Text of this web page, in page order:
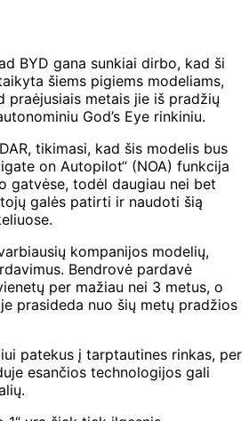
BYD gana sunkiai dirbo, kad ši
šiems pigiems modeliams,
praėjusiais metais jie iš pradžių
God’s Eye rinkiniu.
tikimasi, kad šis modelis bus
on Autopilot“ (NOA) funkcija
gatvėse, todėl daugiau nei bet
galės patirti ir naudoti šią
kompanijos modelių,
Bendrovė pardavė
per mažiau nei 3 metus, o
prasideda nuo šių metų pradžios
patekus į tarptautines rinkas, per
esančios technologijos gali